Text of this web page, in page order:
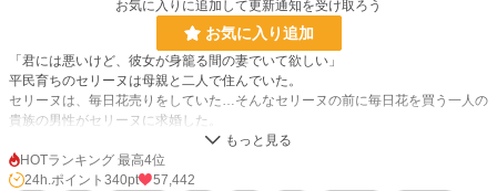
お気に入りに追加して更新通知を受け取ろう
お気に入り追加
「君には悪いけど、彼女が身籠る間の妻でいて欲しい」
平民育ちのセリーヌは母親と二人で住んでいた。
セリーヌは、毎日花売りをしていた…そんなセリーヌの前に毎日花を買う一人の
貴族の男性がセリーヌに求婚した。
結婚後の初夜には夫は部屋には来なかった…屋敷内に夫はいるがセリーヌは会え
ないまま数日が経っていた。
夫から呼び出されたセリーヌは式を上げて久しぶりに夫の顔を見たが隣には知ら
HOTランキング 最高4位
24h.ポイント 340pt
57,442